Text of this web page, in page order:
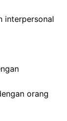
interpersonal
orang